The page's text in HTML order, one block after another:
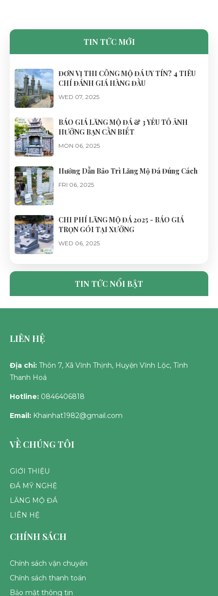
TIN TỨC MỚI
ĐƠN VỊ THI CÔNG MỘ ĐÁ UY TÍN? 4 TIÊU
CHÍ ĐÁNH GIÁ HÀNG ĐẦU
WED 07, 2025
BÁO GIÁ LĂNG MỘ ĐÁ & 3 YẾU TỐ ẢNH
HƯỞNG BẠN CẦN BIẾT
MON 06, 2025
Hướng Dẫn Bảo Trì Lăng Mộ Đá Đúng Cách
FRI 06, 2025
CHI PHÍ LĂNG MỘ ĐÁ 2025 - BÁO GIÁ
TRỌN GÓI TẠI XƯỞNG
WED 06, 2025
THỦY - ĐÁ MỸ NGHỆ NHẬT HÀ
TIN TỨC NỔI BẬT
LIÊN HỆ
Địa chỉ: Thôn 7, Xã Vĩnh Thịnh, Huyện Vĩnh Lộc, Tỉnh
Thanh Hoá
Hotline: 0846406818
Email: Khainhat1982@gmail.com
VỀ CHÚNG TÔI
GIỚI THIỆU
ĐÁ MỸ NGHỆ
LĂNG MỘ ĐÁ
LIÊN HỆ
CHÍNH SÁCH
Chính sách vận chuyển
Chính sách thanh toán
Bảo mật thông tin